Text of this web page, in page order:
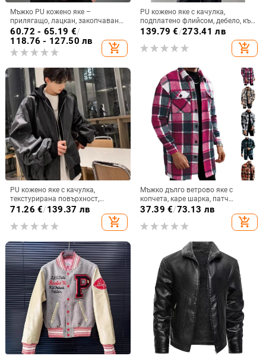
Мъжко PU кожено яке –
прилягащо, лацкан, закопчаване
с едно редче копчета, подплатено
с флийс, пролетно-есенно
60.72 - 65.19 €/
118.76 - 127.50 лв
add_shopping_cart
PU кожено яке с качулка,
подплатено флийсом, дебело, къс
модел, топло за есен‑зима 2025
139.79 €/273.41 лв
add_shopping_cart
PU кожено яке с качулка,
текстурирана повърхност,
свободен силует, цип, странични
71.26 €/139.37 лв
add_shopping_cart
Мъжко дълго ветрово яке с
копчета, каре шарка, патч
джобове, без качулка, пролет
37.39 €/73.13 лв
add_shopping_cart